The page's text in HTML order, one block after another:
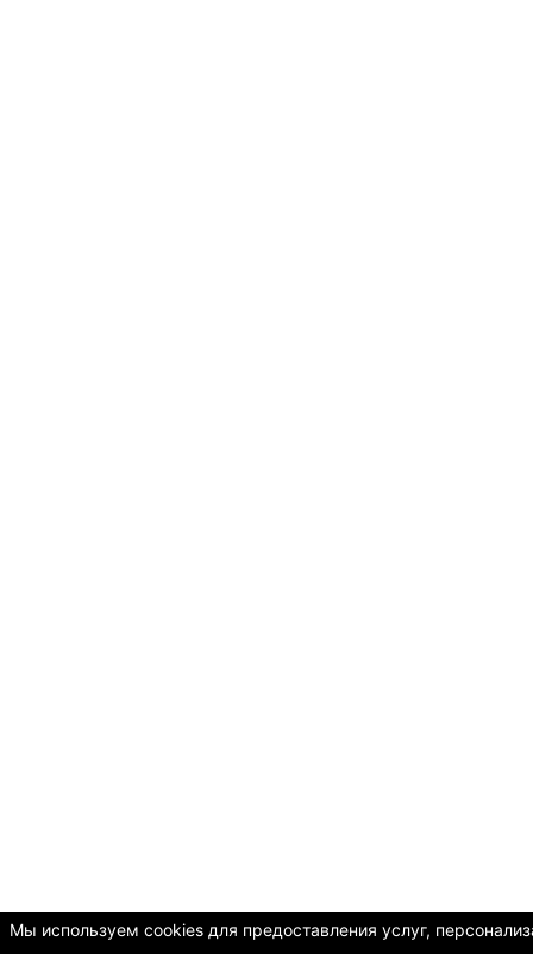
Мы используем cookies для предоставления услуг,